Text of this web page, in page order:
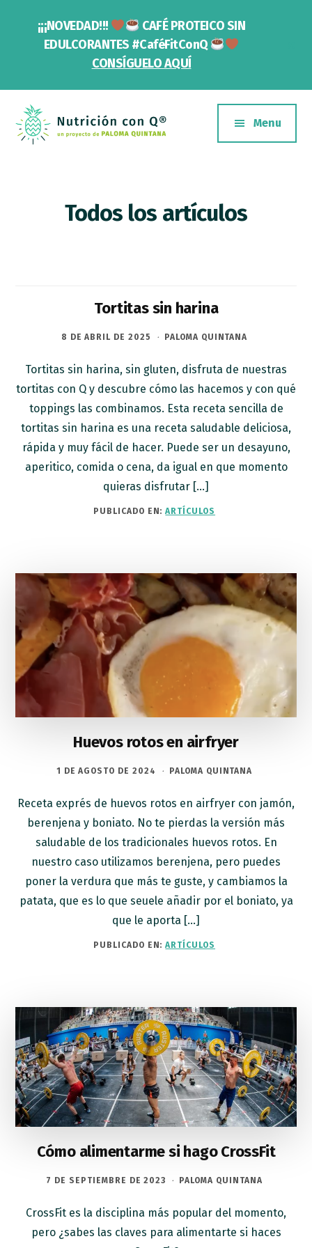
contenido
¡¡¡NOVEDAD!!!
CAFÉ PROTEICO SIN
EDULCORANTES #CaféFitConQ
CONSÍGUELO AQUÍ
Additional
menu
Menu
Todos los artículos
Tortitas sin harina
8 DE ABRIL DE 2025 · PALOMA QUINTANA
Tortitas sin harina, sin gluten, disfruta de nuestras
tortitas con Q y descubre cómo las hacemos y con qué
toppings las combinamos. Esta receta sencilla de
tortitas sin harina es una receta saludable deliciosa,
rápida y muy fácil de hacer. Puede ser un desayuno,
aperitico, comida o cena, da igual en que momento
quieras disfrutar […]
PUBLICADO EN:ARTÍCULOS
Huevos rotos en airfryer
1 DE AGOSTO DE 2024 · PALOMA QUINTANA
Receta exprés de huevos rotos en airfryer con jamón,
berenjena y boniato. No te pierdas la versión más
saludable de los tradicionales huevos rotos. En
nuestro caso utilizamos berenjena, pero puedes
poner la verdura que más te guste, y cambiamos la
patata, que es lo que seuele añadir por el boniato, ya
que le aporta […]
PUBLICADO EN:ARTÍCULOS
Cómo alimentarme si hago CrossFit
7 DE SEPTIEMBRE DE 2023 · PALOMA QUINTANA
CrossFit es la disciplina más popular del momento,
pero ¿sabes las claves para alimentarte si haces